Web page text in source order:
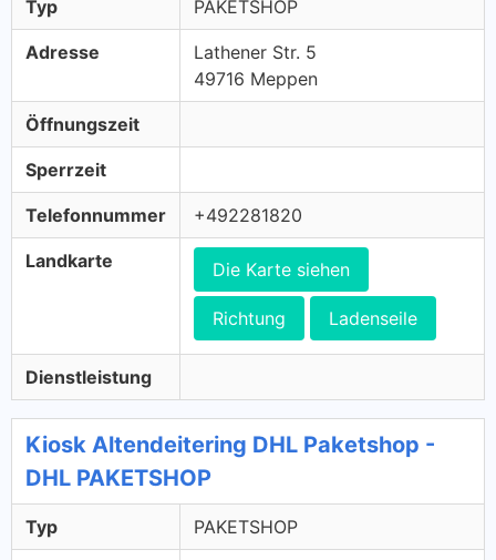
Typ PAKETSHOP
Adresse
Lathener Str. 5
49716 Meppen
Öffnungszeit
Sperrzeit
Telefonnummer +492281820
Landkarte Die Karte siehen
Richtung Ladenseile
Dienstleistung
Kiosk Altendeitering DHL Paketshop -
DHL PAKETSHOP
Typ PAKETSHOP